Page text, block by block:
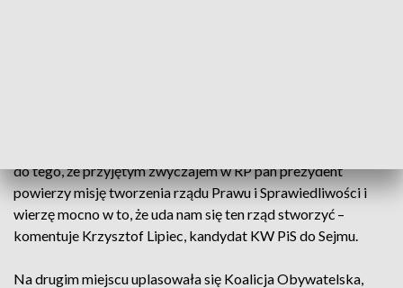
do tego, że przyjętym zwyczajem w RP pan prezydent
powierzy misję tworzenia rządu Prawu i Sprawiedliwości i
wierzę mocno w to, że uda nam się ten rząd stworzyć –
komentuje Krzysztof Lipiec, kandydat KW PiS do Sejmu.
Na drugim miejscu uplasowała się Koalicja Obywatelska,